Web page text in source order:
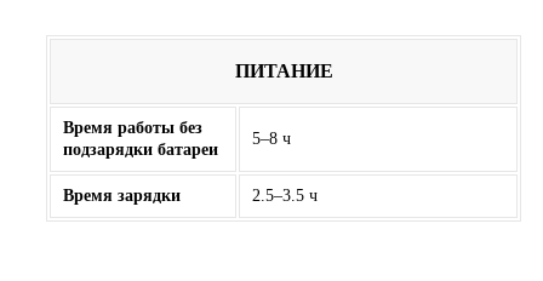
ПИТАНИЕ
Время работы без
подзарядки батареи
5–8 ч
Время зарядки 2.5–3.5 ч